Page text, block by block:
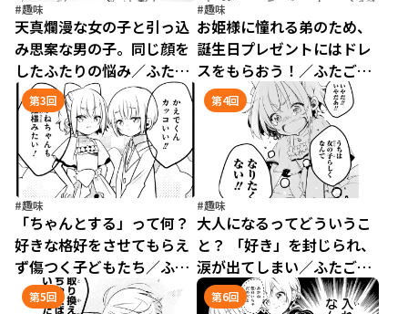
#趣味
天真爛漫な女の子と引っ込
み思案な男の子。同じ顔を
したふたりの悩み／ふたご
チャレンジ！（1）
#趣味
お姫様に憧れる弟のため、
誕生日プレゼントにはドレ
スをもらおう！／ふたごチ
ャレンジ！（2）
第3回
#趣味
「ちゃんとする」って何？
好きな格好をさせてもらえ
ず傷つく子どもたち／ふた
ごチャレンジ！（3）
第4回
#趣味
大人になるってどういうこ
と？ 「好き」を封じられ、
涙が出てしまい／ふたごチ
ャレンジ！（4）
第5回 第6回